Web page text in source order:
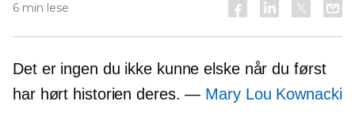
6 min lese
Det er ingen du ikke kunne elske når du først
har hørt historien deres. — Mary Lou Kownacki